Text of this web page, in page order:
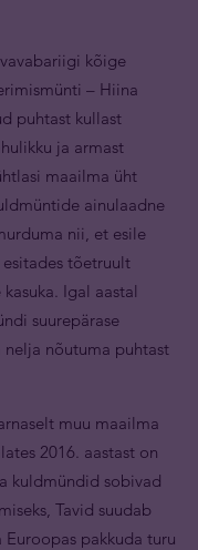
kõige
– Hiina
puhtast kullast
ja armast
maailma üht
ainulaadne
nii, et esile
tõetruult
Igal aastal
suurepärase
nõutuma puhtast
muu maailma
2016. aastast on
kuldmündid sobivad
Tavid suudab
pakkuda turu